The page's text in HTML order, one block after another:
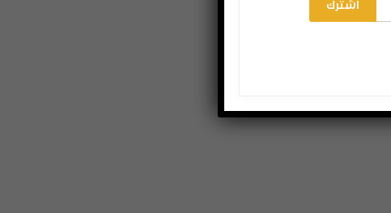
اشترك